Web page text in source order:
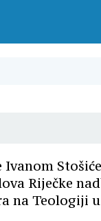
Riječke
na Teologiji